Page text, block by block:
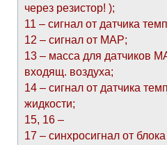
через резистор! );
11 – сигнал от датчика
12 – сигнал от МАР;
13 – масса для датчиков
входящ. воздуха;
14 – сигнал от датчика
жидкости;
15, 16 –
17 – синхросигнал от